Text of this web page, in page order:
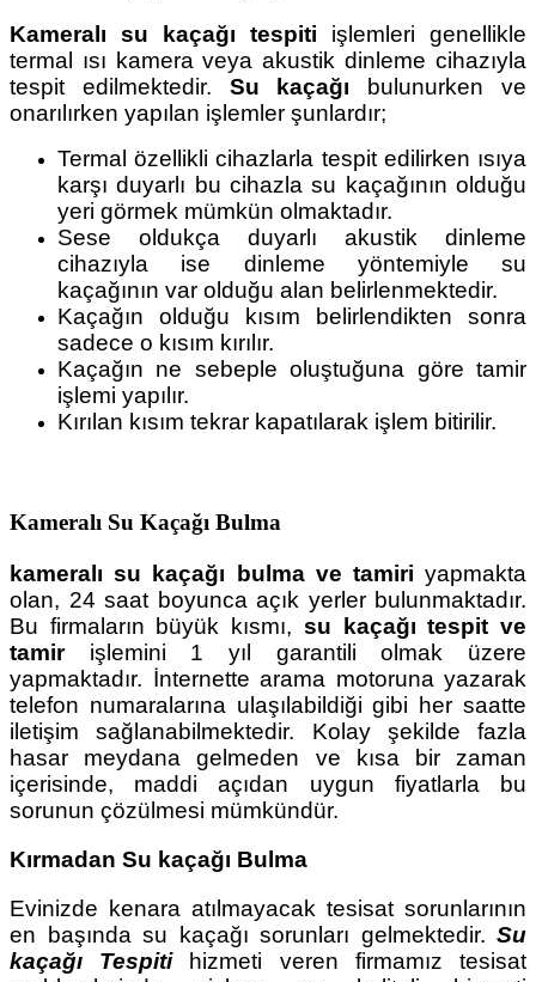
Kameralı su kaçağı tespiti işlemleri genellikle
termal ısı kamera veya akustik dinleme cihazıyla
tespit edilmektedir. Su kaçağı bulunurken ve
onarılırken yapılan işlemler şunlardır;
Termal özellikli cihazlarla tespit edilirken ısıya
karşı duyarlı bu cihazla su kaçağının olduğu
yeri görmek mümkün olmaktadır.
Sese oldukça duyarlı akustik dinleme
cihazıyla ise dinleme yöntemiyle su
kaçağının var olduğu alan belirlenmektedir.
Kaçağın olduğu kısım belirlendikten sonra
sadece o kısım kırılır.
Kaçağın ne sebeple oluştuğuna göre tamir
işlemi yapılır.
Kırılan kısım tekrar kapatılarak işlem bitirilir.
Kameralı Su Kaçağı Bulma
kameralı su kaçağı bulma ve tamiri yapmakta
olan, 24 saat boyunca açık yerler bulunmaktadır.
Bu firmaların büyük kısmı, su kaçağı tespit ve
tamirişlemini 1 yıl garantili olmak üzere
yapmaktadır. İnternette arama motoruna yazarak
telefon numaralarına ulaşılabildiği gibi her saatte
iletişim sağlanabilmektedir. Kolay şekilde fazla
hasar meydana gelmeden ve kısa bir zaman
içerisinde, maddi açıdan uygun fiyatlarla bu
sorunun çözülmesi mümkündür.
Kırmadan Su kaçağı Bulma
Evinizde kenara atılmayacak tesisat sorunlarının
en başında su kaçağı sorunları gelmektedir. Su
kaçağı Tespitihizmeti veren firmamız tesisat